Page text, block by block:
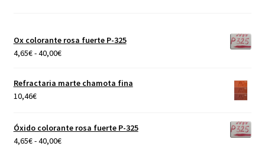
Ox colorante rosa fuerte P-325
4,65€-40,00€Rango
precios:
40,00€
Refractaria marte chamota fina
10,46€
Óxido colorante rosa fuerte P-325
4,65€-40,00€Rango